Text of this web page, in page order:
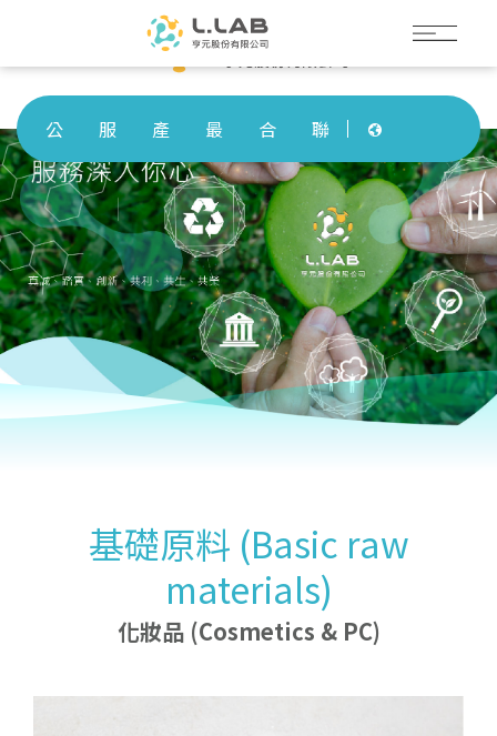
Menu
公司簡介
企業理念及概要
公司沿革及組織
服務領域化
妝
品
(
C
o
s
m
e
t
i
c
s
&
P
C
基
礎
原
料
(
B
a
si
c
r
a
w
m
a
t
e
ri
a
l
s)
植物萃取 (Plant extracts)
特
殊化
學
品
(
S
p
e
c
i
a
l
t
y
c
h
e
m
i
c
a
l
s)特
殊單
體
(
S
p
e
ci
a
l
m
o
n
o
m
e
r)
電
子
化
學
品
(
E
l
e
c
t
r
o
n
i
c
c
h
e
m
i
c
a
l
s
)天
然
防
腐
劑
(
N
a
t
u
r
a
l
p
r
e
s
e
r
v
a
ti
v
e
s)
生質1,3-BG (Bio-1,3-BG)
有
機
酸
與
其
鹽
類
產
品
O
r
g
a
ni
c
a
ci
d
s
a
n
d
t
h
e
i
r
s
al
t
s
最新消息 最新動態
公司快訊
人才招募
合作夥伴
Language
繁體中文
English
公
司
簡
介
公
司
簡
介
服
務
領
域
服
務
領
域
產
品
介
紹
產
品
介
紹
最
新
消
息
最
新
消
息
合
作
夥
伴
合
作
夥
伴
聯
絡
我
們
聯
絡
我
們
Languages
基礎原料 (Basic raw
materials)
化妝品 (Cosmetics & PC)